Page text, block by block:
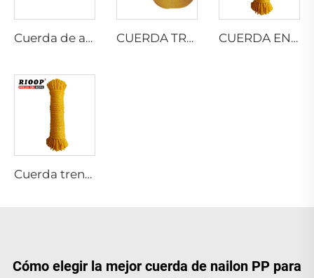
Cuerda de amarre de 8 hilos PP DANLINE CUERDA TRENZADA DE PE CUERDA ENCORCHADA DE PE
Cuerda trenzada hueca de 8 hilos de monofilamento PE
Cómo elegir la mejor cuerda de nailon PP para